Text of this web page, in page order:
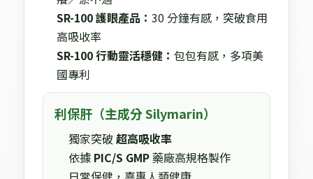
SR-100 護眼產品： 30 分鐘有感，突破食用
高吸收率
SR-100 行動靈活穩健： 包包有感，多項美
國專利
利保肝（主成分 Silymarin）
獨家突破超高吸收率
依據 PIC/S GMP藥廠高規格製作